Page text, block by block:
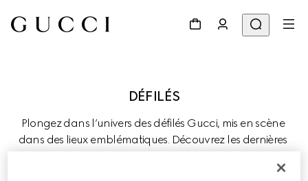
Plongez dans l’univers des défilés Gucci, mis en scène
dans des lieux emblématiques. Découvrez les dernières
Maison, où la tradition évolue au fil de l’innovation